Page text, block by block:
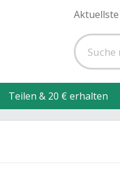
Teilen & 20 € erhalten